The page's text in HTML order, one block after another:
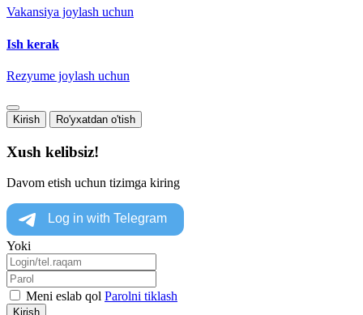
Vakansiya joylash uchun
Ish kerak
Rezyume joylash uchun
Kirish Ro'yxatdan o'tish
Xush kelibsiz!
Davom etish uchun tizimga kiring
Yoki
Meni eslab qol Parolni tiklash
Kirish